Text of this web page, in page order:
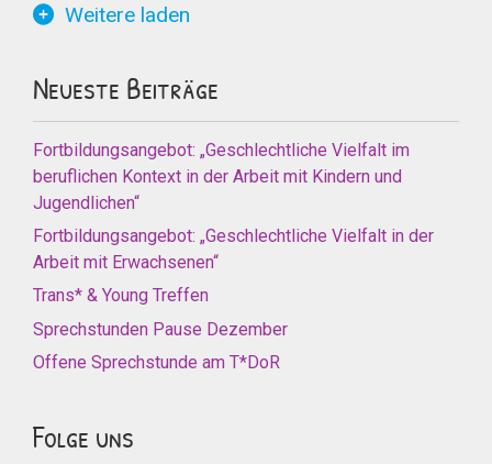
Weitere laden
Neueste Beiträge
Fortbildungsangebot: „Geschlechtliche Vielfalt im
beruflichen Kontext in der Arbeit mit Kindern und
Jugendlichen“
Fortbildungsangebot: „Geschlechtliche Vielfalt in der
Arbeit mit Erwachsenen“
Trans* & Young Treffen
Sprechstunden Pause Dezember
Offene Sprechstunde am T*DoR
Folge uns